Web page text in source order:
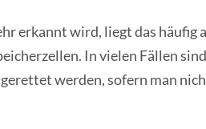
erkannt wird, liegt das häufig
In vielen Fällen
werden, sofern man